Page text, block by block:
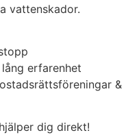
vattenskador.
erfarenhet
&
dig direkt!